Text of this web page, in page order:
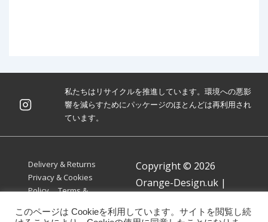
私たちはリサイクルを推進しています。環境への悪影
響を減らすためにパッケージのほとんどは再利用され
ています。
Footer
Menu
Delivery & Returns
Privacy & Cookies
Policy
Terms &
Copyright © 2026
Orange-Design.uk |
Theme
このページは Cookieを利用しています。サイトを閲覧し続